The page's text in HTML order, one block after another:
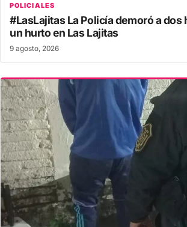
POLICIALES
#LasLajitas La Policía demoró a dos
un hurto en Las Lajitas
9 agosto, 2026